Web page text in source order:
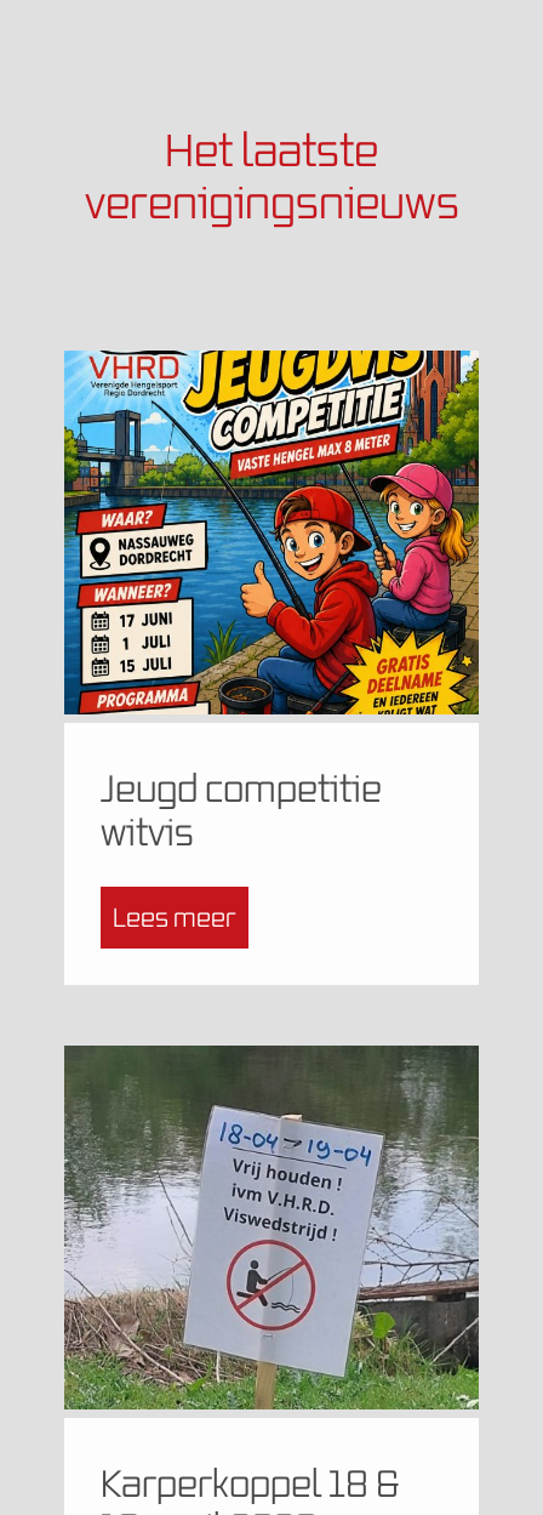
Het laatste
verenigingsnieuws
Jeugd competitie
witvis
Lees meer
Karperkoppel 18 &